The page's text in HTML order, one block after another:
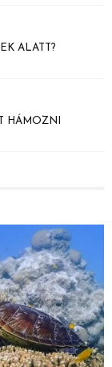
ALATT?
HÁMOZNI